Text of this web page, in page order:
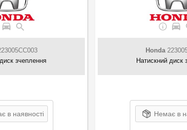
зчеплення
в наявності
Honda
Натискний диск
Немає в